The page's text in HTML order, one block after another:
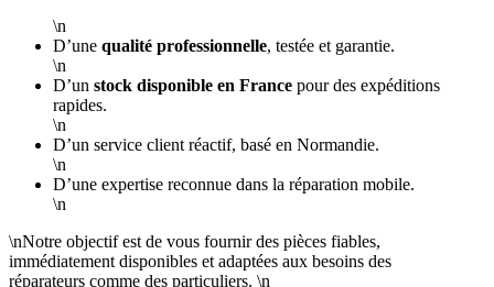
\n
D’une qualité professionnelle, testée et garantie.
\n
D’un stock disponible en France pour des expéditions
rapides.
\n
D’un service client réactif, basé en Normandie.
\n
D’une expertise reconnue dans la réparation mobile.
\n
\nNotre objectif est de vous fournir des pièces fiables,
immédiatement disponibles et adaptées aux besoins des
réparateurs comme des particuliers. \n